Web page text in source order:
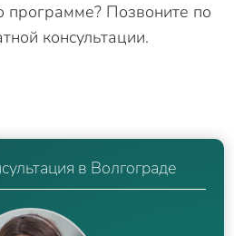
программе? Позвоните по
консультации.
в Волгограде